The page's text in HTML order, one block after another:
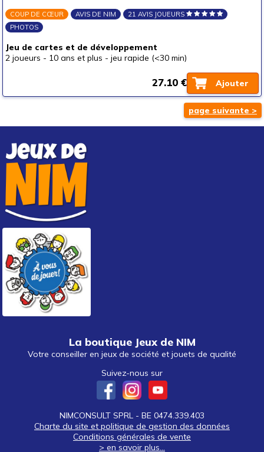
COUP DE CŒUR AVIS DE NIM
21 AVIS JOUEURS
PHOTOS
Jeu de cartes et de développement
2 joueurs - 10 ans et plus - jeu rapide (<30 min)
Ajouter
27.10 €
page suivante >
La boutique Jeux de NIM
Votre conseiller en jeux de société et jouets de qualité
Suivez-nous sur
NIMCONSULT SPRL - BE 0474.339.403
Charte du site et politique de gestion des données
Conditions générales de vente
> en savoir plus...